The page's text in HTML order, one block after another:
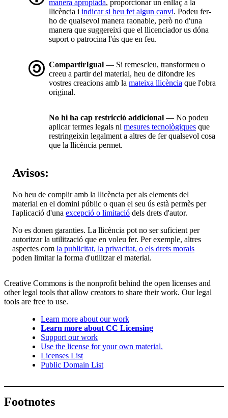
manera apropiada, proporcionar un enllaç a la
llicència i indicar si heu fet algun canvi. Podeu fer-
ho de qualsevol manera raonable, però no d'una
manera que suggereixi que el llicenciador us dóna
suport o patrocina l'ús que en feu.
CompartirIgual — Si remescleu, transformeu o
creeu a partir del material, heu de difondre les
vostres creacions amb la mateixa llicència que l'obra
original.
No hi ha cap restricció addicional — No podeu
aplicar termes legals ni mesures tecnològiques que
restringeixin legalment a altres de fer qualsevol cosa
que la llicència permet.
Avisos:
No heu de complir amb la llicència per als elements del
material en el domini públic o quan el seu ús està permès per
l'aplicació d'una excepció o limitació dels drets d'autor.
No es donen garanties. La llicència pot no ser suficient per
autoritzar la utilització que en voleu fer. Per exemple, altres
aspectes com la publicitat, la privacitat, o els drets morals
poden limitar la forma d'utilitzar el material.
Creative Commons is the nonprofit behind the open licenses and
other legal tools that allow creators to share their work. Our legal
tools are free to use.
Learn more about our work
Learn more about CC Licensing
Support our work
Use the license for your own material.
Licenses List
Public Domain List
Footnotes